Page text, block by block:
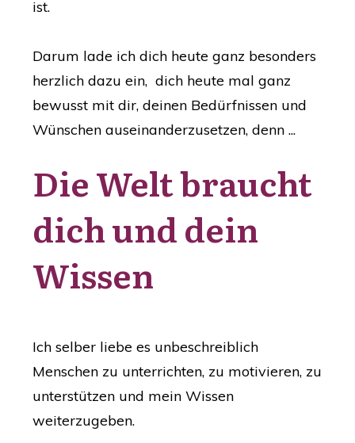
ist.
Darum lade ich dich heute ganz besonders
herzlich dazu ein, dich heute mal ganz
bewusst mit dir, deinen Bedürfnissen und
Wünschen auseinanderzusetzen, denn ...
Die Welt braucht
dich und dein
Wissen
Ich selber liebe es unbeschreiblich
Menschen zu unterrichten, zu motivieren, zu
unterstützen und mein Wissen
weiterzugeben.